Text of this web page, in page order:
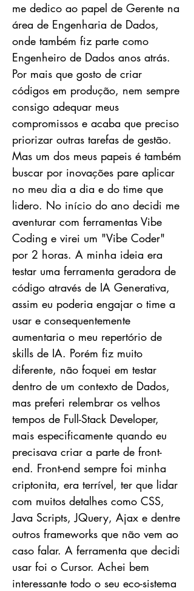
me dedico ao papel de Gerente na
área de Engenharia de Dados,
onde também fiz parte como
Engenheiro de Dados anos atrás.
Por mais que gosto de criar
códigos em produção, nem sempre
consigo adequar meus
compromissos e acaba que preciso
priorizar outras tarefas de gestão.
Mas um dos meus papeis é também
buscar por inovações pare aplicar
no meu dia a dia e do time que
lidero. No início do ano decidi me
aventurar com ferramentas Vibe
Coding e virei um "Vibe Coder"
por 2 horas. A minha ideia era
testar uma ferramenta geradora de
código através de IA Generativa,
assim eu poderia engajar o time a
usar e consequentemente
aumentaria o meu repertório de
skills de IA. Porém fiz muito
diferente, não foquei em testar
dentro de um contexto de Dados,
mas preferi relembrar os velhos
tempos de Full-Stack Developer,
mais especificamente quando eu
precisava criar a parte de front-
end. Front-end sempre foi minha
criptonita, era terrível, ter que lidar
com muitos detalhes como CSS,
Java Scripts, JQuery, Ajax e dentre
outros frameworks que não vem ao
caso falar. A ferramenta que decidi
usar foi o Cursor. Achei bem
interessante todo o seu eco-sistema